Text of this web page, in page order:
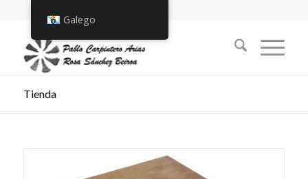
Tienda
Galego